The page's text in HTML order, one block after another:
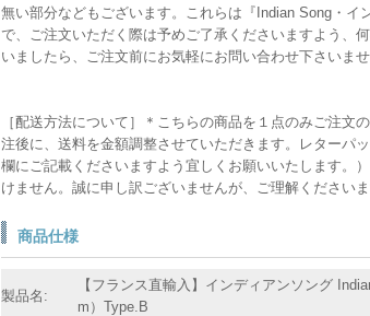
無い部分などもございます。これらは『Indian Song・
で、ご注文いただく際は予めご了承くださいますよう、
いましたら、ご注文前にお気軽にお問い合わせ下さいませ
［配送方法について］＊こちらの商品を１点のみご注
注後に、送料を金額調整させていただきます。レターパ
欄にご記載くださいますよう宜しくお願いいたします。
けません。誠に申し訳ございませんが、ご理解ください
商品仕様
製品名:
【フランス直輸入】インディアンソング
m）Type.B